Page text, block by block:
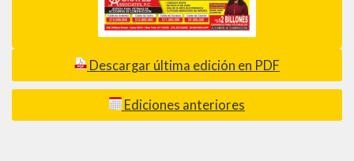
Descargar última edición en PDF
Ediciones anteriores